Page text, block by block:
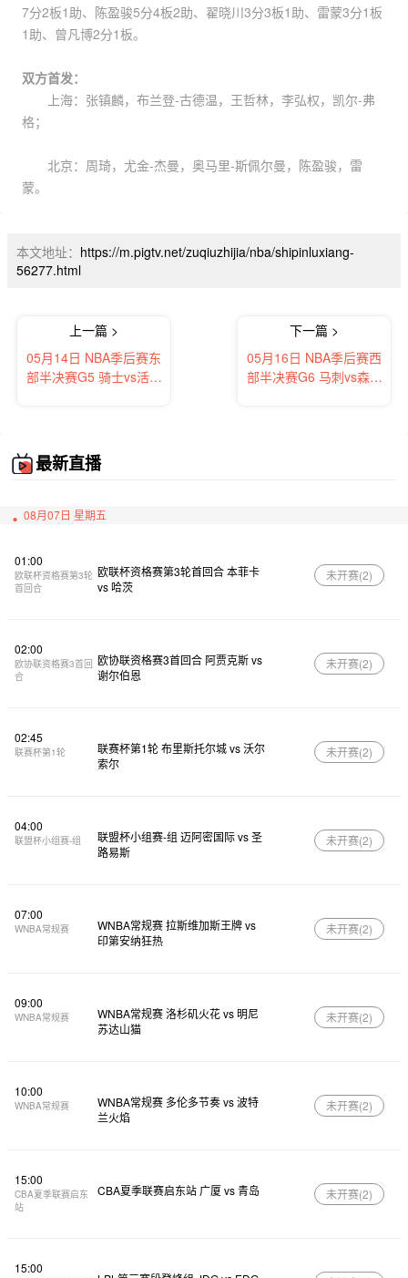
7分2板1助、陈盈骏5分4板2助、翟晓川3分3板1助、雷蒙3分1板
1助、曾凡博2分1板。
双方首发：
上海：张镇麟，布兰登-古德温，王哲林，李弘权，凯尔-弗
格；
北京：周琦，尤金-杰曼，奥马里-斯佩尔曼，陈盈骏，雷
蒙。
本文地址： https://m.pigtv.net/zuqiuzhijia/nba/shipinluxiang-
56277.html
上一篇 >
05月14日 NBA季后赛东
部半决赛G5 骑士vs活塞
下一篇 >
05月16日 NBA季后赛西
部半决赛G6 马刺vs森林
最新直播
08月07日 星期五
01:00
欧联杯资格赛第3轮
首回合
欧联杯资格赛第3轮首回合 本菲卡
vs 哈茨
未开赛(2)
02:00
欧协联资格赛3首回
合
欧协联资格赛3首回合 阿贾克斯 vs
谢尔伯恩
未开赛(2)
02:45
联赛杯第1轮
联赛杯第1轮 布里斯托尔城 vs 沃尔
索尔
未开赛(2)
04:00
联盟杯小组赛-组
联盟杯小组赛-组 迈阿密国际 vs 圣
路易斯
未开赛(2)
07:00
WNBA常规赛
WNBA常规赛 拉斯维加斯王牌 vs
印第安纳狂热
未开赛(2)
09:00
WNBA常规赛
WNBA常规赛 洛杉矶火花 vs 明尼
苏达山猫
未开赛(2)
10:00
WNBA常规赛
WNBA常规赛 多伦多节奏 vs 波特
兰火焰
未开赛(2)
15:00
CBA夏季联赛启东
站
CBA夏季联赛启东站 广厦 vs 青岛 未开赛(2)
15:00